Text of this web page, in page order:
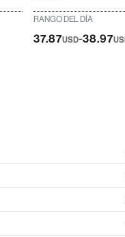
RANGO DEL DÍA
37.87USD-38.97